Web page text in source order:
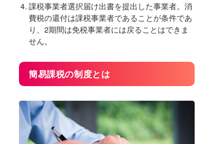
課税事業者選択届け出書を提出した事業者。消
費税の還付は課税事業者であることが条件であ
り、2期間は免税事業者には戻ることはできま
せん。
簡易課税の制度とは